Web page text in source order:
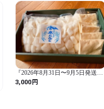
『2026年8月31日〜9月5日発送予
約』【冷凍】水だんご 1kgセット
(送料込み)
3,000円